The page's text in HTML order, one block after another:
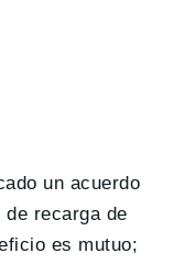
un acuerdo
recarga de
es mutuo;